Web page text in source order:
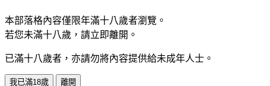
本部落格內容僅限年滿十八歲者瀏覽。
若您未滿十八歲，請立即離開。
已滿十八歲者，亦請勿將內容提供給未成年人士。
我已滿18歲 離開